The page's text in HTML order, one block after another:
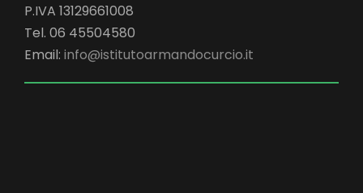
P.IVA 13129661008
Tel. 06 45504580
Email: info@istitutoarmandocurcio.it